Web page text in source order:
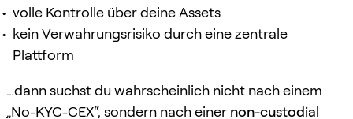
volle Kontrolle über deine Assets
kein Verwahrungsrisiko durch eine zentrale
Plattform
…dann suchst du wahrscheinlich nicht nach einem
„No-KYC-CEX“, sondern nach einer non-custodial